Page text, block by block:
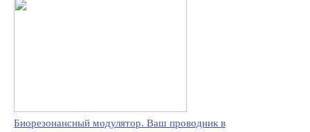
Биорезонансный модулятор. Ваш проводник в